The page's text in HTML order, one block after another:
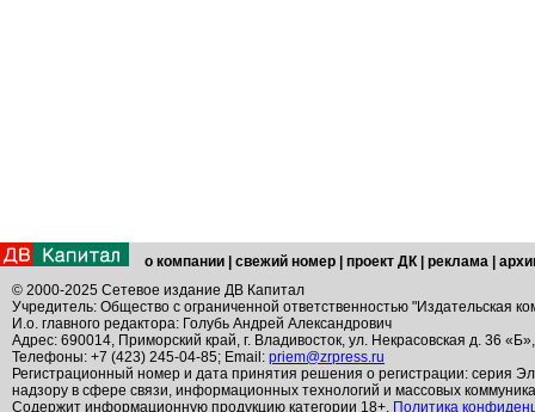
о компании свежий номер проект ДК реклама
© 2000-2025 Сетевое издание ДВ Капитал
Учредитель: Общество с ограниченной ответственностью "Издательская
И.о. главного редактора: Голубь Андрей Александрович
Адрес: 690014, Приморский край, г. Владивосток, ул. Некрасовская д. 36
Телефоны: +7 (423) 245-04-85; Email: priem@zrpress.ru
Регистрационный номер и дата принятия решения о регистрации: серия
надзору в сфере связи, информационных технологий и массовых
Содержит информационную продукцию категории 18+. Политика